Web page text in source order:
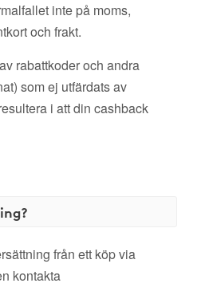
inte på moms,
och frakt.
rabattkoder och andra
som ej utfärdats av
i att din cashback
från ett köp via
kontakta